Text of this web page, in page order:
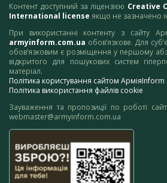
Контент доступний за ліцензією Creative
International license якщо не зазначено
При використанні контенту з сайту
armyinform.com.ua обов’язкове. Для
обов’язковим є розміщення у першому
відкритого для пошукових систем
матеріал.
Політика користування сайтом АрміяInform
Політика використання файлів cookie
Зауваження та пропозиції по роботі
webmaster@armyinform.com.ua